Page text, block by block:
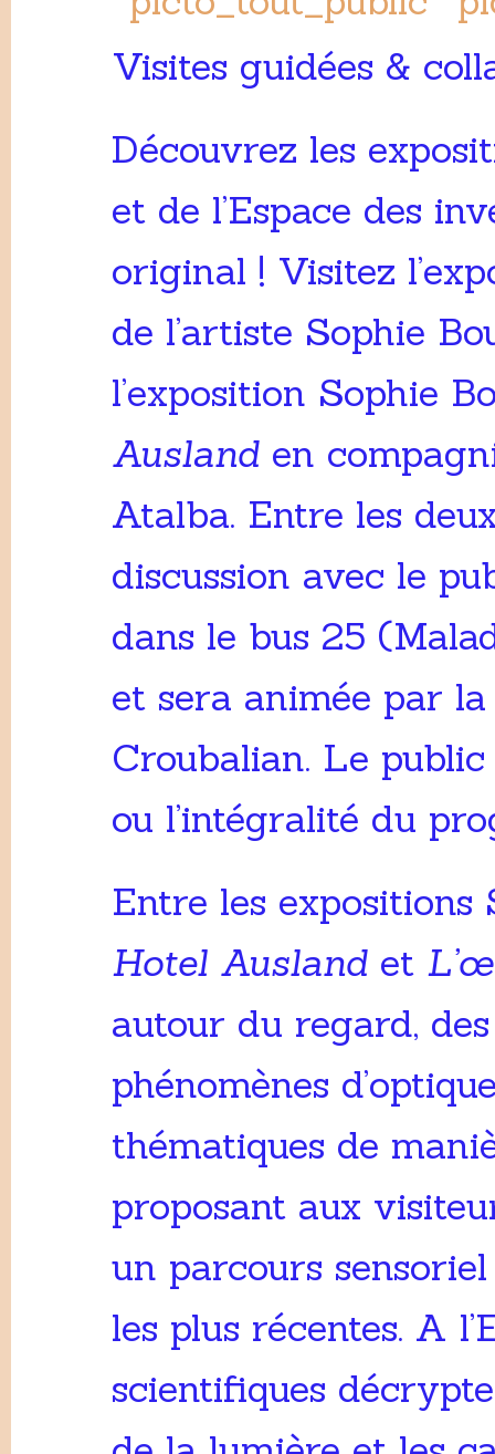
Visites guidées &
Découvrez les
et de l’Espace des
original ! Visitez
de l’artiste Sophie
l’exposition Sophie
Ausland en
Atalba. Entre les
discussion avec le
dans le bus 25
et sera animée par
Croubalian. Le
ou l’intégralité du
Entre les expositions
Hotel Ausland et
autour du regard,
phénomènes
thématiques de
proposant aux
un parcours
les plus récentes. A
scientifiques